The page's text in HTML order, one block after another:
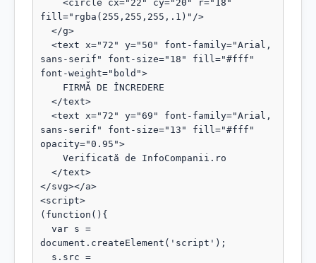
fill="rgba(255,255,255,.1)"/>
sans-serif" font-size="18" fill="#fff"
font-weight="bold">
sans-serif" font-size="13" fill="#fff"
opacity="0.95">
</svg></a>
<script>
(function(){
document.createElement('script');